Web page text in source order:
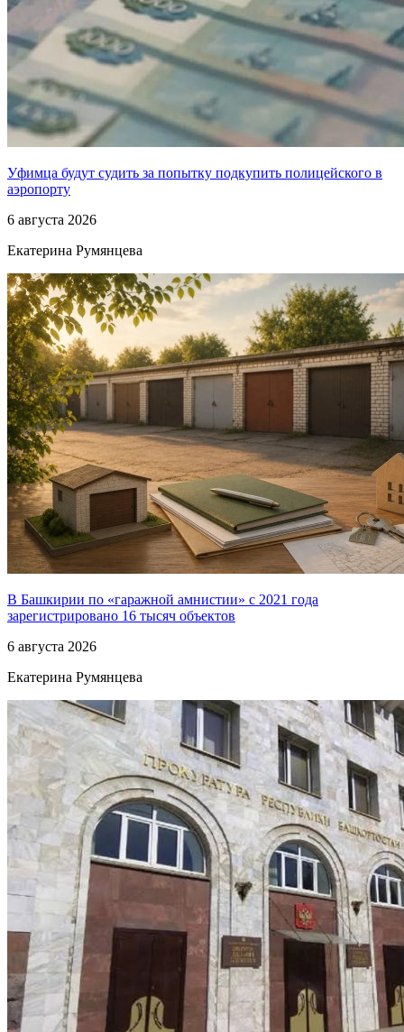
Уфимца будут судить за попытку подкупить полицейского в
аэропорту
6 августа 2026
Екатерина Румянцева
В Башкирии по «гаражной амнистии» с 2021 года
зарегистрировано 16 тысяч объектов
6 августа 2026
Екатерина Румянцева